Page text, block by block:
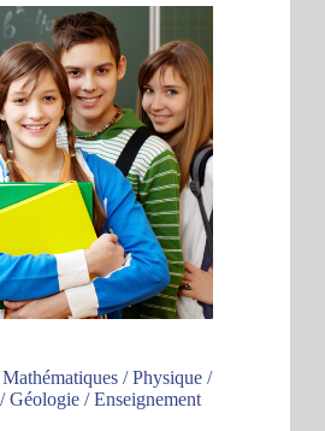
/ Physique /
/ Enseignement